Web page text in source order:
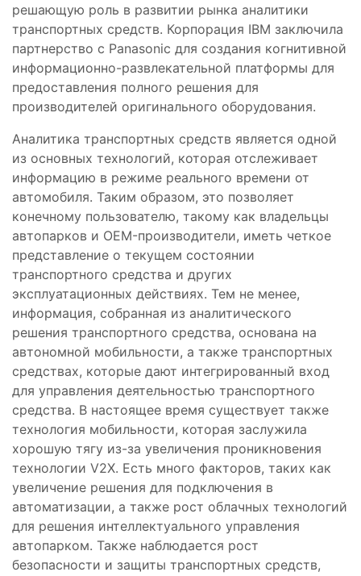
решающую роль в развитии рынка аналитики
транспортных средств. Корпорация IBM заключила
партнерство с Panasonic для создания когнитивной
информационно-развлекательной платформы для
предоставления полного решения для
производителей оригинального оборудования.
Аналитика транспортных средств является одной
из основных технологий, которая отслеживает
информацию в режиме реального времени от
автомобиля. Таким образом, это позволяет
конечному пользователю, такому как владельцы
автопарков и OEM-производители, иметь четкое
представление о текущем состоянии
транспортного средства и других
эксплуатационных действиях. Тем не менее,
информация, собранная из аналитического
решения транспортного средства, основана на
автономной мобильности, а также транспортных
средствах, которые дают интегрированный вход
для управления деятельностью транспортного
средства. В настоящее время существует также
технология мобильности, которая заслужила
хорошую тягу из-за увеличения проникновения
технологии V2X. Есть много факторов, таких как
увеличение решения для подключения в
автоматизации, а также рост облачных технологий
для решения интеллектуального управления
автопарком. Также наблюдается рост
безопасности и защиты транспортных средств,